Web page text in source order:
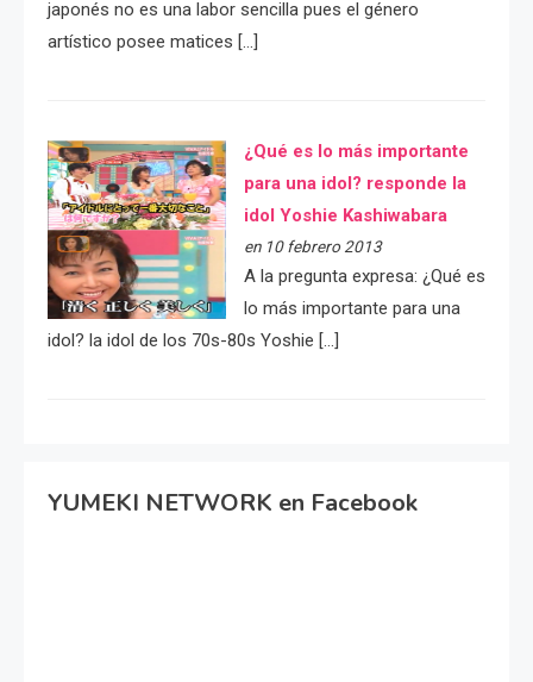
japonés no es una labor sencilla pues el género
artístico posee matices […]
¿Qué es lo más importante
para una idol? responde la
idol Yoshie Kashiwabara
en 10 febrero 2013
A la pregunta expresa: ¿Qué es
lo más importante para una
idol? la idol de los 70s-80s Yoshie […]
YUMEKI NETWORK en Facebook